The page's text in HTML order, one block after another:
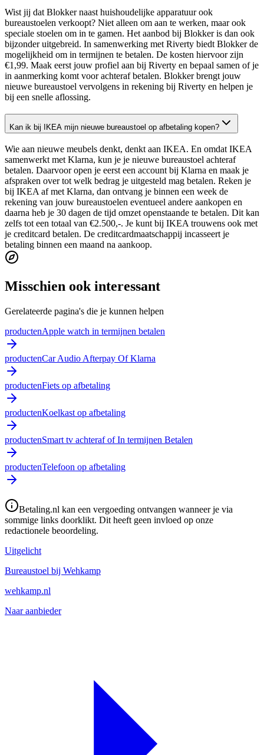
Wist jij dat Blokker naast huishoudelijke apparatuur ook
bureaustoelen verkoopt? Niet alleen om aan te werken, maar ook
speciale stoelen om in te gamen. Het aanbod bij Blokker is dan ook
bijzonder uitgebreid. In samenwerking met Riverty biedt Blokker de
mogelijkheid om in termijnen te betalen. De kosten hiervoor zijn
€1,99. Maak eerst jouw profiel aan bij Riverty en bepaal samen of je
in aanmerking komt voor achteraf betalen. Blokker brengt jouw
nieuwe bureaustoel vervolgens in rekening bij Riverty en helpen je
bij een snelle aflossing.
Kan ik bij IKEA mijn nieuwe bureaustoel op afbetaling kopen?
Wie aan nieuwe meubels denkt, denkt aan IKEA. En omdat IKEA
samenwerkt met Klarna, kun je je nieuwe bureaustoel achteraf
betalen. Daarvoor open je eerst een account bij Klarna en maak je
afspraken over tot welk bedrag je uitgesteld mag betalen. Reken je
bij IKEA af met Klarna, dan ontvang je binnen een week de
rekening van jouw bureaustoelen eventueel andere aankopen en
daarna heb je 30 dagen de tijd omzet openstaande te betalen. Dit kan
zelfs tot een totaal van €2.500,-. Je kunt bij IKEA trouwens ook met
je creditcard betalen. De creditcardmaatschappij incasseert je
betaling binnen een maand na aankoop.
Misschien ook interessant
Gerelateerde pagina's die je kunnen helpen
productenApple watch in termijnen betalen
productenCar Audio Afterpay Of Klarna
productenFiets op afbetaling
productenKoelkast op afbetaling
productenSmart tv achteraf of In termijnen Betalen
productenTelefoon op afbetaling
Betaling.nl kan een vergoeding ontvangen wanneer je via
sommige links doorklikt. Dit heeft geen invloed op onze
redactionele beoordeling.
Uitgelicht
Bureaustoel bij Wehkamp
wehkamp.nl
Naar aanbieder